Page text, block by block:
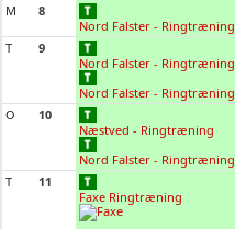
M
8
Nord Falster - Ringtræning
T
9
Nord Falster - Ringtræning
Nord Falster - Ringtræning
O
10
Næstved - Ringtræning
Nord Falster - Ringtræning
T
11
Faxe Ringtræning